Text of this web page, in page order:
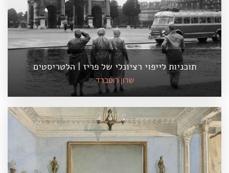
תוכניות לייפוי רציונלי של פריז | הלטריסטים
שרון רוטברד